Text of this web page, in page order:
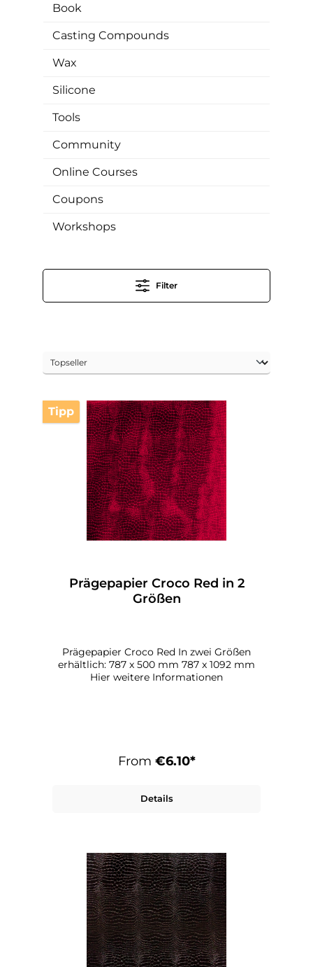
Book
Casting Compounds
Wax
Silicone
Tools
Community
Online Courses
Coupons
Workshops
Filter
Tipp
Prägepapier Croco Red in 2
Größen
Prägepapier Croco Red In zwei Größen
erhältlich: 787 x 500 mm 787 x 1092 mm
Hier weitere Informationen
From €6.10*
Details